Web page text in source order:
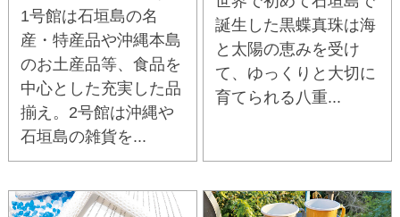
1号館は石垣島の名
産・特産品や沖縄本島
のお土産品等、食品を
中心とした充実した品
揃え。2号館は沖縄や
石垣島の雑貨を...
誕生した黒蝶真珠は海
と太陽の恵みを受け
て、ゆっくりと大切に
育てられる八重...